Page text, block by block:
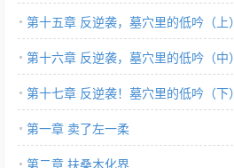
第十五章 反逆袭，墓穴里的低吟（上）
第十六章 反逆袭，墓穴里的低吟（中）
第十七章 反逆袭！墓穴里的低吟（下）
第一章 卖了左一柔
第二章 扶桑木化界